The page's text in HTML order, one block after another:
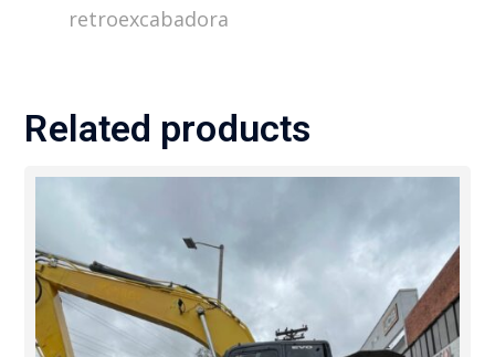
retroexcabadora
Related products